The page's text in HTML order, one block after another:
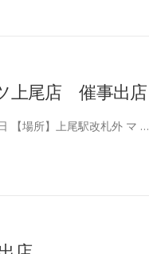
上尾店 催事出店
【場所】上尾駅改札外 マ …